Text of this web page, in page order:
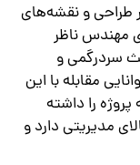
طراحی و نقشه‌های
مهندس ناظر
سردرگمی و
مقابله با این
پروژه را داشته
مدیریتی دارد و